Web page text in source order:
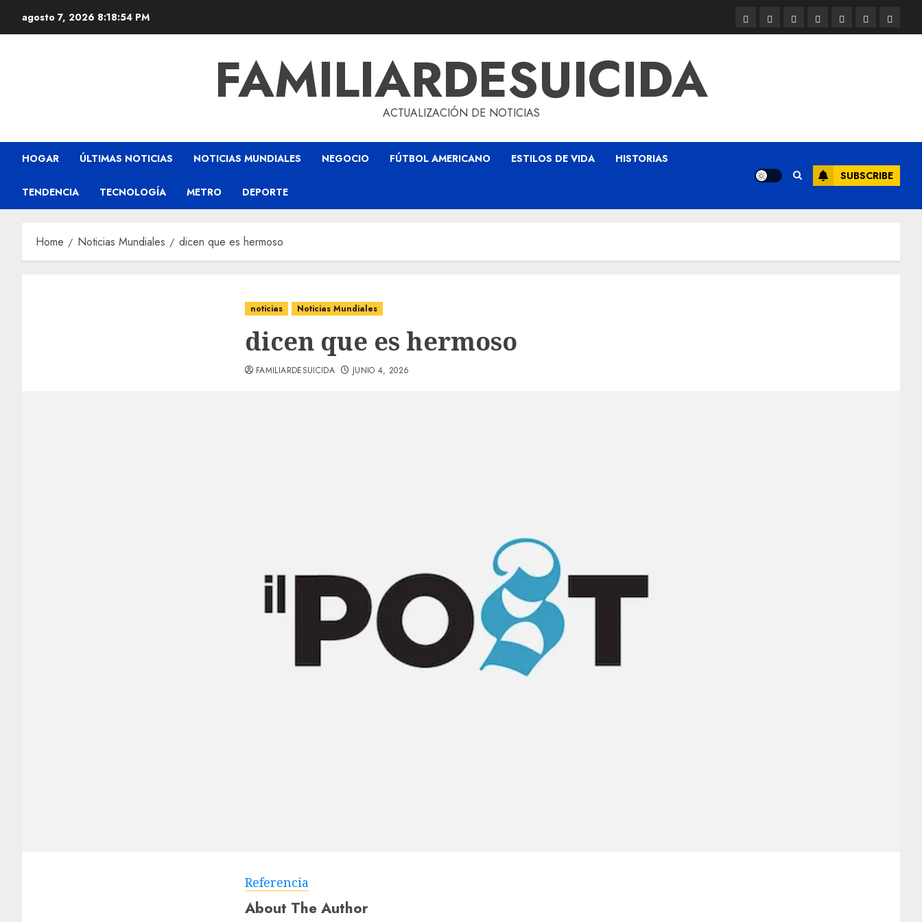
agosto 7, 2026 8:18:54 PM
FAMILIARDESUICIDA
ACTUALIZACIÓN DE NOTICIAS
HOGAR ÚLTIMAS NOTICIAS NOTICIAS MUNDIALES NEGOCIO FÚTBOL AMERICANO ESTILOS DE VIDA HISTORIAS
TENDENCIA TECNOLOGÍA METRO DEPORTE
SUBSCRIBE
Home Noticias Mundiales dicen que es hermoso
noticias Noticias Mundiales
dicen que es hermoso
FAMILIARDESUICIDA JUNIO 4, 2026
Referencia
About The Author